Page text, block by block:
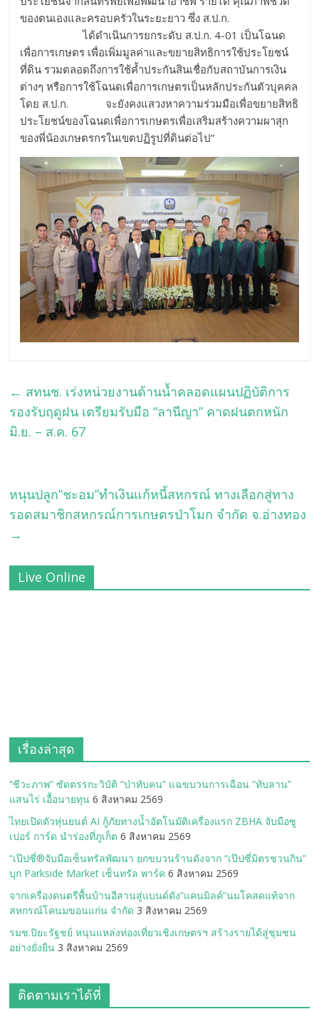
ของตนเองและครอบครัวในระยะยาว ซึ่ง ส.ป.ก.
ได้ดำเนินการยกระดับ ส.ป.ก. 4-01 เป็นโฉนด
เพื่อการเกษตร เพื่อเพิ่มมูลค่าและขยายสิทธิการใช้ประโยชน์
ที่ดิน รวมตลอดถึงการใช้ค้ำประกันสินเชื่อกับสถาบันการเงิน
ต่างๆ หรือการใช้โฉนดเพื่อการเกษตรเป็นหลักประกันตัวบุคคล
โดย ส.ป.ก. จะยังคงแสวงหาความร่วมมือเพื่อขยายสิทธิ
ประโยชน์ของโฉนดเพื่อการเกษตรเพื่อเสริมสร้างความผาสุก
ของพี่น้องเกษตรกรในเขตปฏิรูปที่ดินต่อไป”
← สทนช. เร่งหน่วยงานด้านน้ำคลอดแผนปฏิบัติการ
รองรับฤดูฝน เตรียมรับมือ “ลานีญา” คาดฝนตกหนัก
มิ.ย. – ส.ค. 67
หนุนปลูก”ชะอม”ทำเงินแก้หนี้สหกรณ์ ทางเลือกสู่ทาง
รอดสมาชิกสหกรณ์การเกษตรป่าโมก จำกัด จ.อ่างทอง
→
Live Online
เรื่องล่าสุด
“ชีวะภาพ” ซัดตรรกะวิบัติ “ป่าทับคน” แฉขบวนการเฉือน “ทับลาน”
แสนไร่ เอื้อนายทุน 6 สิงหาคม 2569
ไทยเปิดตัวหุ่นยนต์ AI กู้ภัยทางน้ำอัตโนมัติเครื่องแรก ZBHA จับมือซู
เปอร์ การ์ด นำร่องที่ภูเก็ต 6 สิงหาคม 2569
“เป๊ปซี่®จับมือเซ็นทรัลพัฒนา ยกขบวนร้านดังจาก “เป๊ปซี่มิตรชวนกิน”
บุก Parkside Market เซ็นทรัล พาร์ค 6 สิงหาคม 2569
จากเครื่องดนตรีพื้นบ้านอีสานสู่แบนด์ดัง“แคนมิลค์”นมโคสดแท้จาก
สหกรณ์โคนมขอนแก่น จำกัด 3 สิงหาคม 2569
รมช.ปิยะรัฐชย์ หนุนแหล่งท่องเที่ยวเชิงเกษตรฯ สร้างรายได้สู่ชุมชน
อย่างยั่งยืน 3 สิงหาคม 2569
ติดตามเราได้ที่